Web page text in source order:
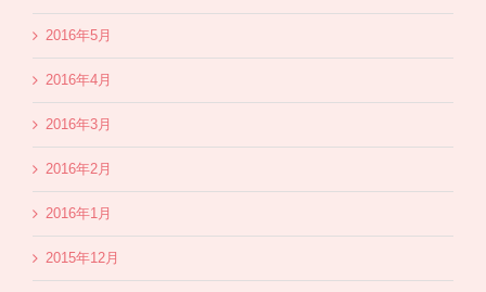
2016年5月
2016年4月
2016年3月
2016年2月
2016年1月
2015年12月